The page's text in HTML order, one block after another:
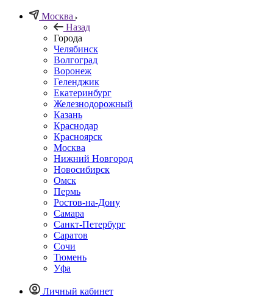
Москва
Назад
Города
Челябинск
Волгоград
Воронеж
Геленджик
Екатеринбург
Железнодорожный
Казань
Краснодар
Красноярск
Москва
Нижний Новгород
Новосибирск
Омск
Пермь
Ростов-на-Дону
Самара
Санкт-Петербург
Саратов
Сочи
Тюмень
Уфа
Личный кабинет